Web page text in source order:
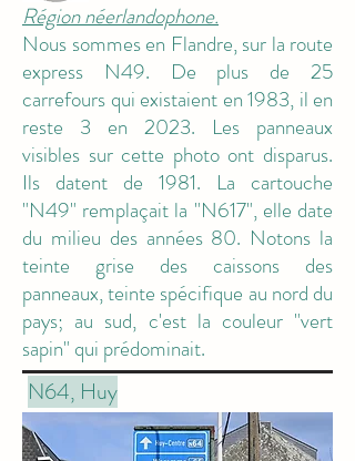
Région néerlandophone.
Nous sommes en Flandre, sur la route
express N49. De plus de 25
carrefours qui existaient en 1983, il en
reste 3 en 2023. Les panneaux
visibles sur cette photo ont disparus.
Ils datent de 1981. La cartouche
"N49" remplaçait la "N617", elle date
du milieu des années 80. Notons la
teinte grise des caissons des
panneaux, teinte spécifique au nord du
pays; au sud, c'est la couleur "vert
sapin" qui prédominait.
N64, Huy